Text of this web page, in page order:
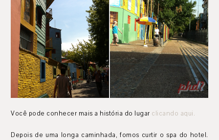
Você pode conhecer mais a história do lugar clicando aqui.
Depois de uma longa caminhada, fomos curtir o spa do hotel.